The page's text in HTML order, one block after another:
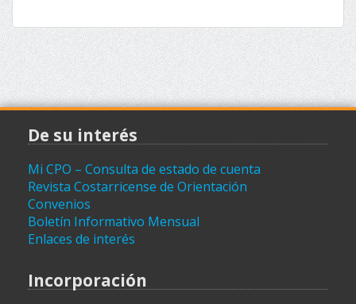
De su interés
Mi CPO – Consulta de estado de cuenta
Revista Costarricense de Orientación
Convenios
Boletín Informativo Mensual
Enlaces de interés
Incorporación